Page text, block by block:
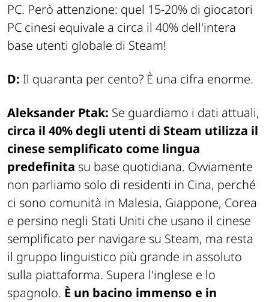
PC. Però attenzione: quel 15-20% di giocatori
PC cinesi equivale a circa il 40% dell'intera
base utenti globale di Steam!
D: Il quaranta per cento? È una cifra enorme.
Aleksander Ptak: Se guardiamo i dati attuali,
circa il 40% degli utenti di Steam utilizza il
cinese semplificato come lingua
predefinita su base quotidiana. Ovviamente
non parliamo solo di residenti in Cina, perché
ci sono comunità in Malesia, Giappone, Corea
e persino negli Stati Uniti che usano il cinese
semplificato per navigare su Steam, ma resta
il gruppo linguistico più grande in assoluto
sulla piattaforma. Supera l'inglese e lo
spagnolo. È un bacino immenso e in